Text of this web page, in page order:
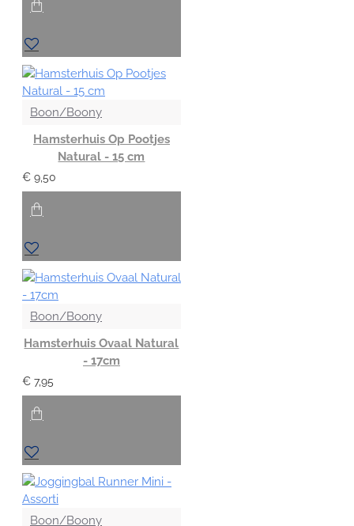
Boon/Boony
Hamsterhuis Op Pootjes
Natural - 15 cm
€ 9,50
Boon/Boony
Hamsterhuis Ovaal Natural
- 17cm
€ 7,95
Boon/Boony